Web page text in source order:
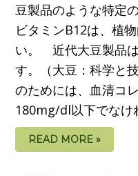
豆製品のような特定
ビタミンB12は、植
い。 近代大豆製品
す。（大豆：科学と
のためには、血清コ
180mg/dl以下でな
READ MORE »